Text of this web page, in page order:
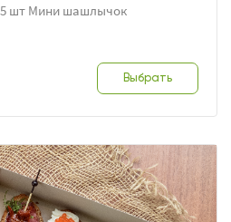
5 шт Мини шашлычок
Выбрать